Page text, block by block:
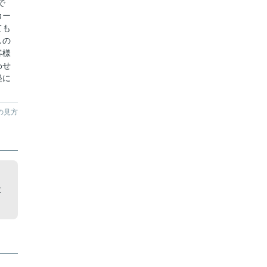
ー
の
様
せ
見方